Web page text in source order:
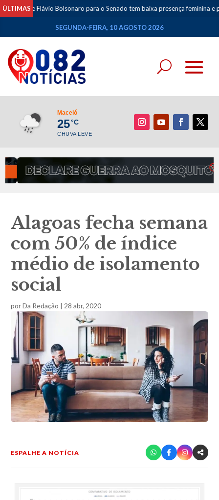
ÚLTIMAS
Flávio Bolsonaro para o Senado tem baixa presença feminina e prioriza
SEGUNDA-FEIRA, 10 AGOSTO 2026
Maceió
25°C
CHUVA LEVE
Alagoas fecha semana
com 50% de índice
médio de isolamento
social
porDa Redação | 28 abr, 2020
ESPALHE A NOTÍCIA